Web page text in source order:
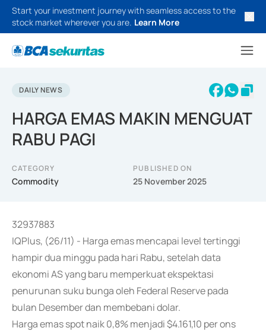
Start your investment journey with seamless access to the
stock market wherever you are. Learn More
DAILY NEWS
HARGA EMAS MAKIN MENGUAT
RABU PAGI
CATEGORY
Commodity
PUBLISHED ON
25 November 2025
32937883
IQPlus, (26/11) - Harga emas mencapai level tertinggi
hampir dua minggu pada hari Rabu, setelah data
ekonomi AS yang baru memperkuat ekspektasi
penurunan suku bunga oleh Federal Reserve pada
bulan Desember dan membebani dolar.
Harga emas spot naik 0,8% menjadi $4.161,10 per ons